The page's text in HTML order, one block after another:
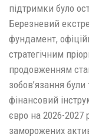
підтримки було
Березневий
фундамент,
стратегічним
продовженням
зобов’язання
фінансовий
євро на 2026-2027
заморожених